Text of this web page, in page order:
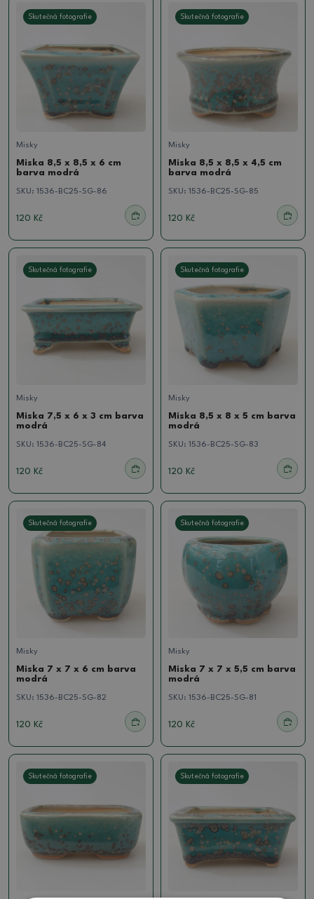
Skutečná fotografie
Misky
Miska 8,5 x 8,5 x 6 cm
barva modrá
SKU: 1536-BC25-SG-86
120 Kč
Skutečná fotografie
Misky
Miska 8,5 x 8,5 x 4,5 cm
barva modrá
SKU: 1536-BC25-SG-85
120 Kč
Skutečná fotografie
Misky
Miska 7,5 x 6 x 3 cm barva
modrá
SKU: 1536-BC25-SG-84
120 Kč
Skutečná fotografie
Misky
Miska 8,5 x 8 x 5 cm barva
modrá
SKU: 1536-BC25-SG-83
120 Kč
Skutečná fotografie
Misky
Miska 7 x 7 x 6 cm barva
modrá
SKU: 1536-BC25-SG-82
120 Kč
Skutečná fotografie
Misky
Miska 7 x 7 x 5,5 cm barva
modrá
SKU: 1536-BC25-SG-81
120 Kč
Skutečná fotografie Skutečná fotografie